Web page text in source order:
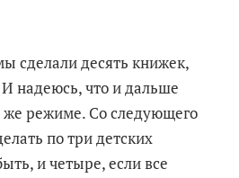
сделали десять книжек,
И надеюсь, что и дальше
режиме. Со следующего
по три детских
и четыре, если все